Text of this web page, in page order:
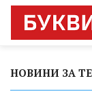
НОВИНИ ЗА